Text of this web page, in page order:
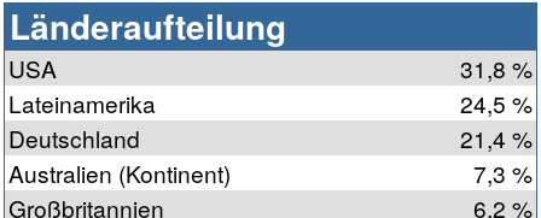
Länderaufteilung
USA
31,8 %
Lateinamerika
24,5 %
Deutschland
21,4 %
Australien (Kontinent)
7,3 %
Großbritannien
6,2 %